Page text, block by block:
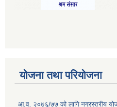
योजना तथा परियोजना
आ.व. २०७६/७७ को लागि नगरस्तरीय